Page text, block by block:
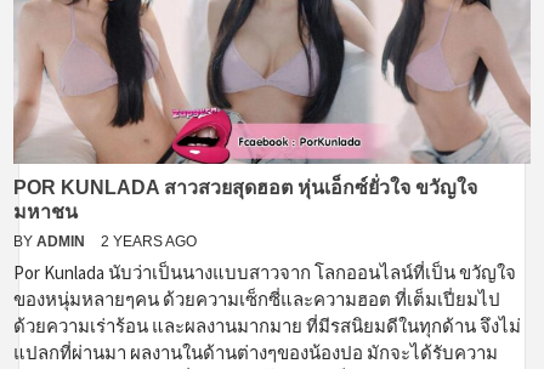
POR KUNLADA สาวสวยสุดฮอต หุ่นเอ็กซ์ยั่วใจ ขวัญใจ
มหาชน
BY ADMIN 2 YEARS AGO
Por Kunlada นับว่าเป็นนางแบบสาวจาก โลกออนไลน์ที่เป็น ขวัญใจ
ของหนุ่มหลายๆคน ด้วยความเซ็กซี่และความฮอต ที่เต็มเปี่ยมไป
ด้วยความเร่าร้อน และผลงานมากมาย ที่มีรสนิยมดีในทุกด้าน จึงไม่
แปลกที่ผ่านมา ผลงานในด้านต่างๆของน้องปอ มักจะได้รับความ